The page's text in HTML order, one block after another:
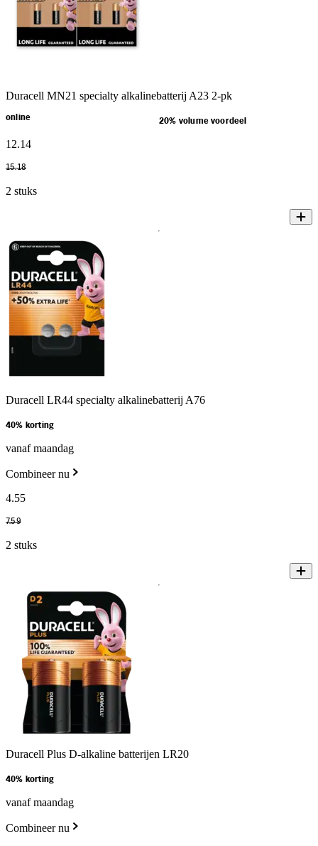
Duracell MN21 specialty alkalinebatterij A23 2-pk
online 20% volume voordeel
12.14
15.18
2 stuks
Duracell LR44 specialty alkalinebatterij A76
40% korting
vanaf maandag
Combineer nu
4.55
7.59
2 stuks
Duracell Plus D-alkaline batterijen LR20
40% korting
vanaf maandag
Combineer nu